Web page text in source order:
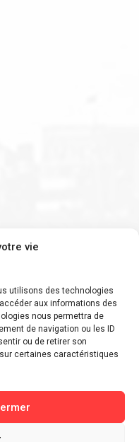
vie
utilisons des technologies
aux informations des
nous permettra de
de navigation ou les ID
ou de retirer son
certaines caractéristiques
ajouts et des
!